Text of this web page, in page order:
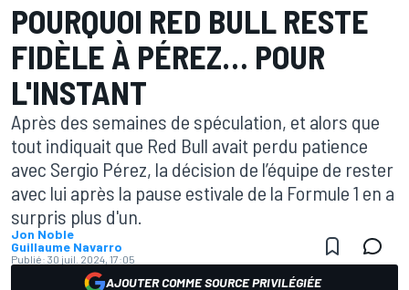
POURQUOI RED BULL RESTE
FIDÈLE À PÉREZ… POUR
L'INSTANT
Après des semaines de spéculation, et alors que
tout indiquait que Red Bull avait perdu patience
avec Sergio Pérez, la décision de l’équipe de rester
avec lui après la pause estivale de la Formule 1 en a
surpris plus d'un.
Jon Noble
Guillaume Navarro
Publié: 30 juil. 2024, 17:05
AJOUTER COMME SOURCE PRIVILÉGIÉE